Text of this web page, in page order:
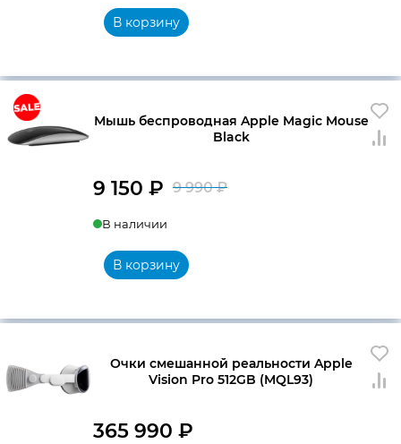
В корзину
Мышь беспроводная Apple Magic Mouse
Black
9 990₽
990 ₽.
9 150 ₽
В наличии
В корзину
Очки смешанной реальности Apple
Vision Pro 512GB (MQL93)
365 990 ₽